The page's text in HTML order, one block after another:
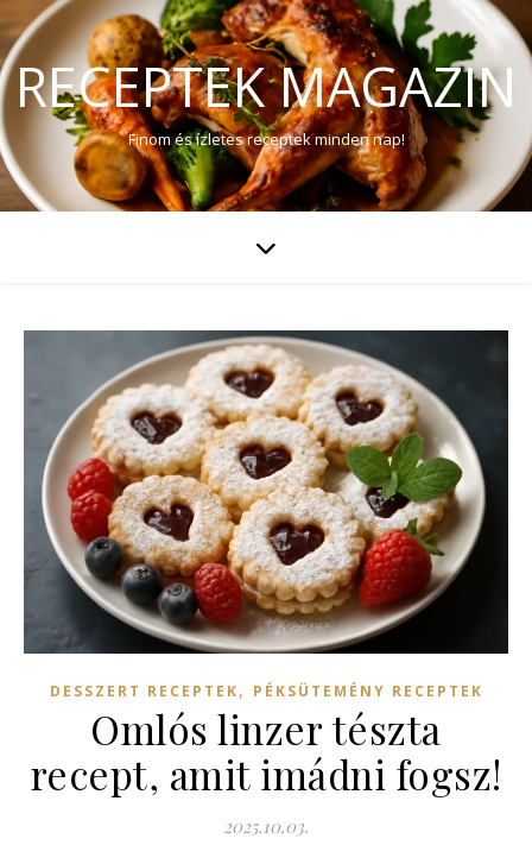
RECEPTEK MAGAZIN
Finom és ízletes receptek minden nap!
DESSZERT RECEPTEK, PÉKSÜTEMÉNY RECEPTEK
Omlós linzer tészta
recept, amit imádni fogsz!
2025.10.03.